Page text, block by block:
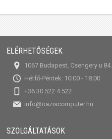
ELÉRHETŐSÉGEK
1067 Budapest, Csengery u 84.
Hétfő-Péntek: 10:00 - 18:00
+36 30 522 4 522
info@oaziscomputer.hu
SZOLGÁLTATÁSOK